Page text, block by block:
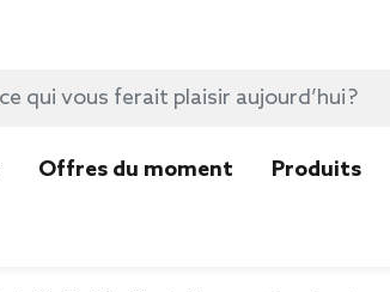
Offres du moment Produits